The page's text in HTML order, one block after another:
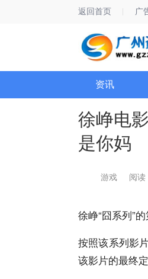
返回首页 广
资讯
徐峥电
是你妈
游戏 阅读
徐峥“囧系列”
按照该系列影
该影片的最终